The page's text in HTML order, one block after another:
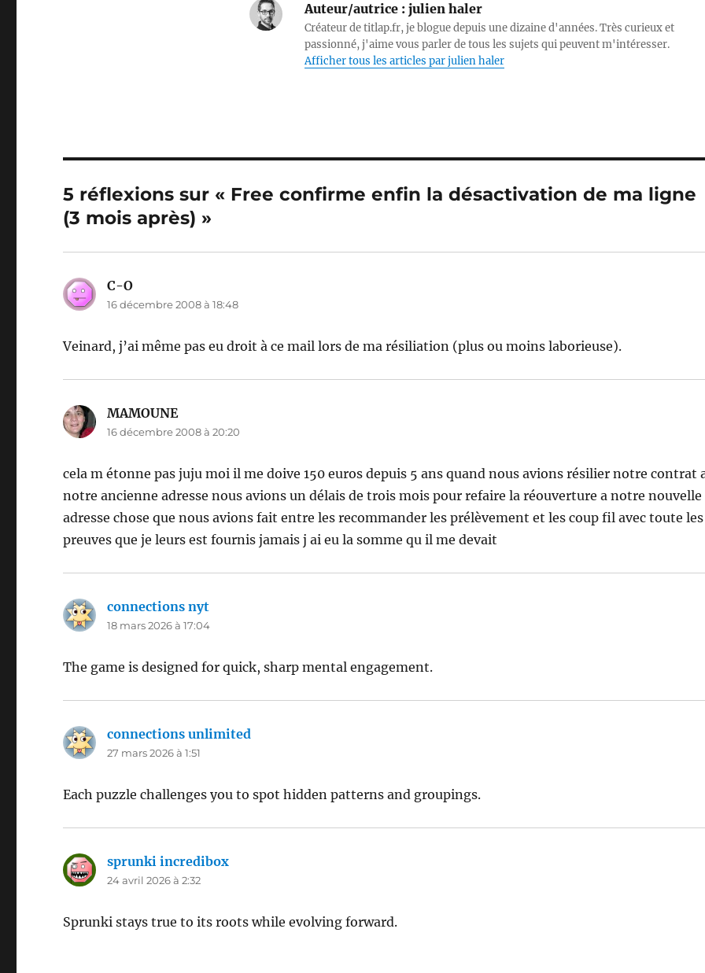
Auteur/autrice :julien haler
Créateur de titlap.fr, je blogue depuis une dizaine d'années. Très curieux et
passionné, j'aime vous parler de tous les sujets qui peuvent m'intéresser.
Afficher tous les articles par julien haler
5 réflexions sur « Free confirme enfin la désactivation de ma ligne
(3 mois après) »
C-O
16 décembre 2008 à 18:48
Veinard, j’ai même pas eu droit à ce mail lors de ma résiliation (plus ou moins laborieuse).
MAMOUNEdit :
16 décembre 2008 à 20:20
cela m étonne pas juju moi il me doive 150 euros depuis 5 ans quand nous avions résilier notre contrat
notre ancienne adresse nous avions un délais de trois mois pour refaire la réouverture a notre nouvelle
adresse chose que nous avions fait entre les recommander les prélèvement et les coup fil avec toute les
preuves que je leurs est fournis jamais j ai eu la somme qu il me devait
connections nyt
18 mars 2026 à 17:04
The game is designed for quick, sharp mental engagement.
connections unlimited
27 mars 2026 à 1:51
Each puzzle challenges you to spot hidden patterns and groupings.
sprunki incredibox
24 avril 2026 à 2:32
Sprunki stays true to its roots while evolving forward.